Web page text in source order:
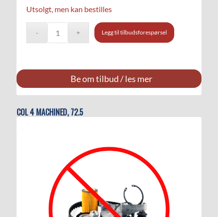
Utsolgt, men kan bestilles
Legg til tilbudsforespørsel
Be om tilbud / les mer
COL 4 MACHINED, 72.5